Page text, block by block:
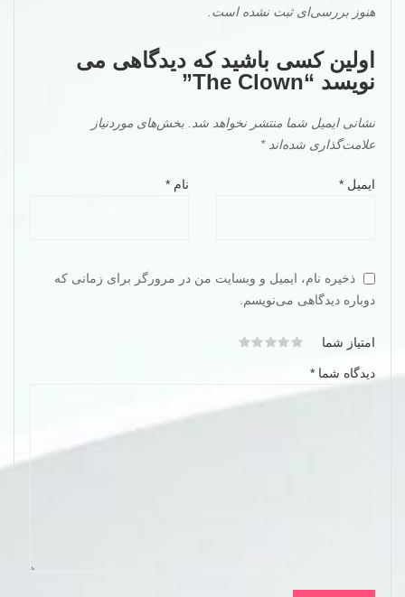
هنوز بررسی‌ای ثبت نشده است.
اولین کسی باشید که دیدگاهی می
نویسد “The Clown”
نشانی ایمیل شما منتشر نخواهد شد.
بخش‌های موردنیاز
علامت‌گذاری شده‌اند *
نام ایمیل
ذخیره نام، ایمیل و وبسایت من در مرورگر برای زمانی که
دوباره دیدگاهی می‌نویسم.
امتیاز شما
دیدگاه شما